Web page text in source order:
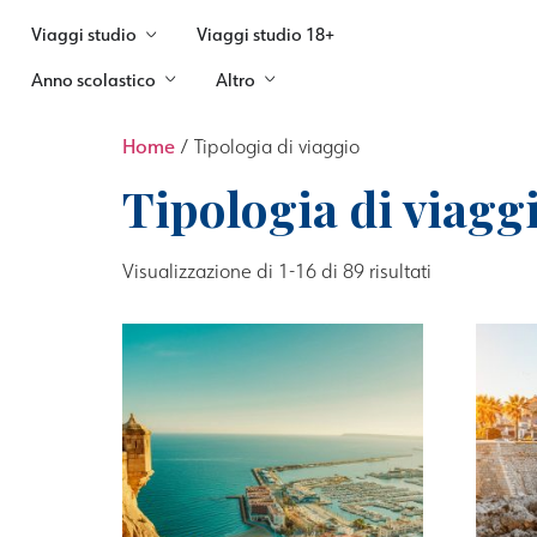
Viaggi studio
Viaggi studio 18+
Anno scolastico
Altro
Home / Tipologia di viaggio
Tipologia di
Visualizzazione di 1-16 di 89 risultati